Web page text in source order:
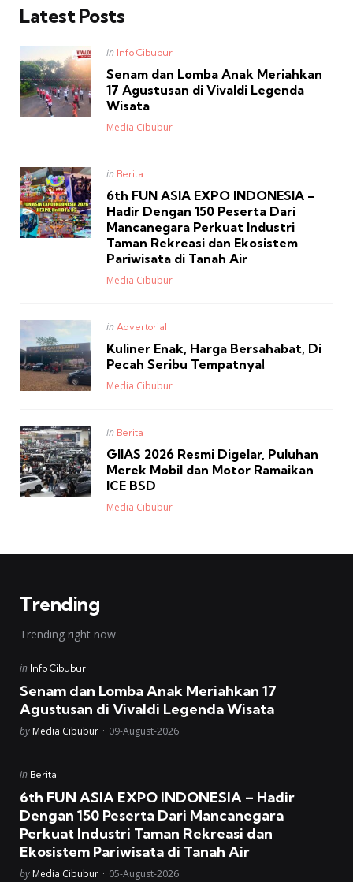
Latest Posts
Posted
in
in Info Cibubur
Senam dan Lomba Anak Meriahkan
17 Agustusan di Vivaldi Legenda
Wisata
Posted
Media Cibubur
Posted
in
in Berita
6th FUN ASIA EXPO INDONESIA –
Hadir Dengan 150 Peserta Dari
Mancanegara Perkuat Industri
Taman Rekreasi dan Ekosistem
Pariwisata di Tanah Air
Posted
Media Cibubur
Posted
in
in Advertorial
Kuliner Enak, Harga Bersahabat, Di
Pecah Seribu Tempatnya!
Posted
Media Cibubur
Posted
in
in Berita
GIIAS 2026 Resmi Digelar, Puluhan
Merek Mobil dan Motor Ramaikan
ICE BSD
Posted
Media Cibubur
Trending
Trending right now
Posted
in Info Cibubur
Senam dan Lomba Anak Meriahkan 17
Agustusan di Vivaldi Legenda Wisata
Posted
by Media Cibubur 09-August-2026
Posted
in Berita
6th FUN ASIA EXPO INDONESIA – Hadir
Dengan 150 Peserta Dari Mancanegara
Perkuat Industri Taman Rekreasi dan
Ekosistem Pariwisata di Tanah Air
Posted
by Media Cibubur 05-August-2026